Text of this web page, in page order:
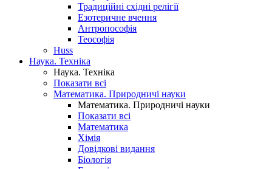
Традиційні східні релігії
Езотеричне вчення
Антропософія
Теософія
Huss
Наука. Техніка
Наука. Техніка
Показати всі
Математика. Природничі науки
Математика. Природничі науки
Показати всі
Математика
Хімія
Довідкові видання
Біологія